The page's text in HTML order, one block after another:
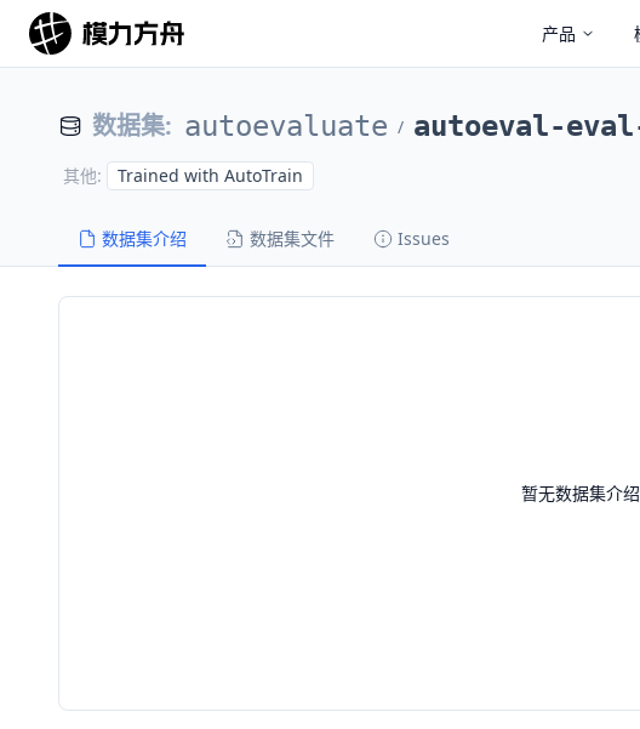
产品
数据集: autoevaluate / autoeval-eval-
其他: Trained with AutoTrain
数据集介绍 数据集文件 Issues
暂无数据集介绍